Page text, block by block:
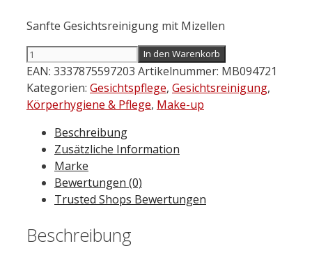
Sanfte Gesichtsreinigung mit Mizellen
CeraVe
Mizellen-
Reinigungswasser
295
Menge
In den Warenkorb
EAN: 3337875597203 Artikelnummer: MB094721
Kategorien: Gesichtspflege, Gesichtsreinigung,
Körperhygiene & Pflege, Make-up
Beschreibung
Zusätzliche Information
Marke
Bewertungen (0)
Trusted Shops Bewertungen
Beschreibung